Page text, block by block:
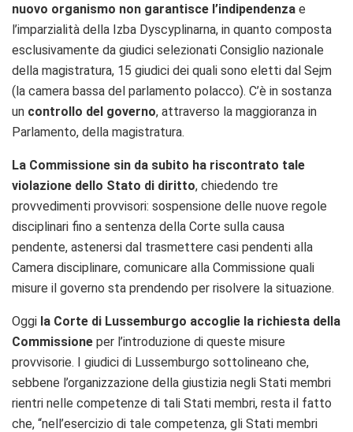
nuovo organismo non garantisce l’indipendenza e
l’imparzialità della Izba Dyscyplinarna, in quanto composta
esclusivamente da giudici selezionati Consiglio nazionale
della magistratura, 15 giudici dei quali sono eletti dal Sejm
(la camera bassa del parlamento polacco). C’è in sostanza
un controllo del governo, attraverso la maggioranza in
Parlamento, della magistratura.
La Commissione sin da subito ha riscontrato tale
violazione dello Stato di diritto, chiedendo tre
provvedimenti provvisori: sospensione delle nuove regole
disciplinari fino a sentenza della Corte sulla causa
pendente, astenersi dal trasmettere casi pendenti alla
Camera disciplinare, comunicare alla Commissione quali
misure il governo sta prendendo per risolvere la situazione.
Oggi la Corte di Lussemburgo accoglie la richiesta della
Commissione per l’introduzione di queste misure
provvisorie. I giudici di Lussemburgo sottolineano che,
sebbene l’organizzazione della giustizia negli Stati membri
rientri nelle competenze di tali Stati membri, resta il fatto
che, “nell’esercizio di tale competenza, gli Stati membri